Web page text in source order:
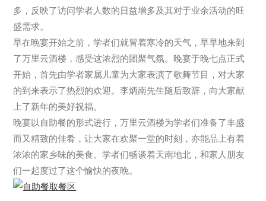
多，反映了访问学者人数的日益增多及其对于业余活动的旺
盛需求。
早在晚宴开始之前，学者们就冒着寒冷的天气，早早地来到
了万里云酒楼，感受这浓烈的团聚气氛。晚宴于晚七点正式
开始，首先由学者家属儿童为大家表演了歌舞节目，对大家
的到来表示了热烈的欢迎。李炳南先生随后致辞，向大家献
上了新年的美好祝福。
晚宴以自助餐的形式进行，万里云酒楼为学者们准备了丰盛
而又精致的佳肴，让大家在欢聚一堂的时刻，亦能品上有着
浓浓的家乡味的美食。学者们畅谈着天南地北，和家人朋友
们一起度过了这个愉快的夜晚。